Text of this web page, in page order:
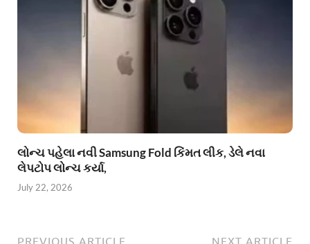
લોન્ચ પહેલા નવી Samsung Fold કિંમત લીક, ડેલે નવા
લેપટોપ લોન્ચ કર્યા,
July 22, 2026
PREVIOUS ARTICLE NEXT ARTICLE